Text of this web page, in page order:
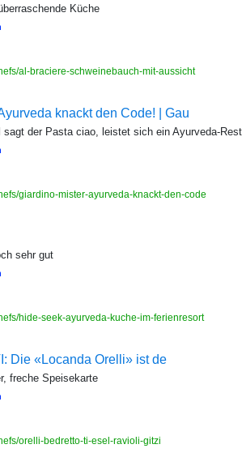
Küche
al-braciere-schweinebauch-mit-aussicht
knackt den Code! | Gau
der Pasta ciao, leistet sich ein Ayurveda-
giardino-mister-ayurveda-knackt-den-code
sehr gut
hide-seek-ayurveda-kuche-im-ferienresort
Die «Locanda Orelli» ist de
freche Speisekarte
orelli-bedretto-ti-esel-ravioli-gitzi